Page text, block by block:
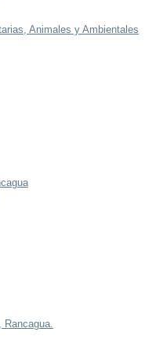
Animales y Ambientales